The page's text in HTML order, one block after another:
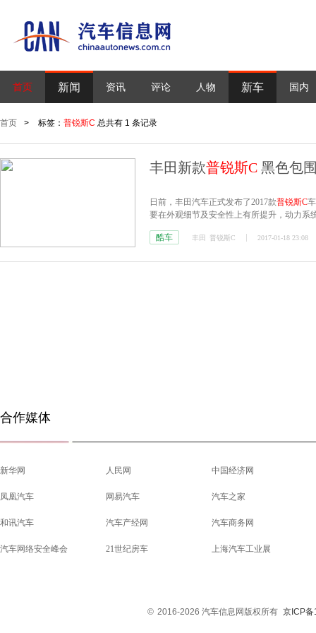
首页 新闻 资讯 评论 人物 新车 国内
首页 > 标签： 普锐斯C 总共有 1 条记录
丰田新款普锐斯C 黑色包
日前，丰田汽车正式发布了2017款普锐斯C
要在外观细节及安全性上有所提升，动力系
酷车 丰田 普锐斯C 2017-01-18 23:08
合作媒体
新华网 人民网 中国经济网
凤凰汽车 网易汽车 汽车之家
和讯汽车 汽车产经网 汽车商务网
汽车网络安全峰会 21世纪房车 上海汽车工业展
© 2016-2026 汽车信息网版权所有 京ICP